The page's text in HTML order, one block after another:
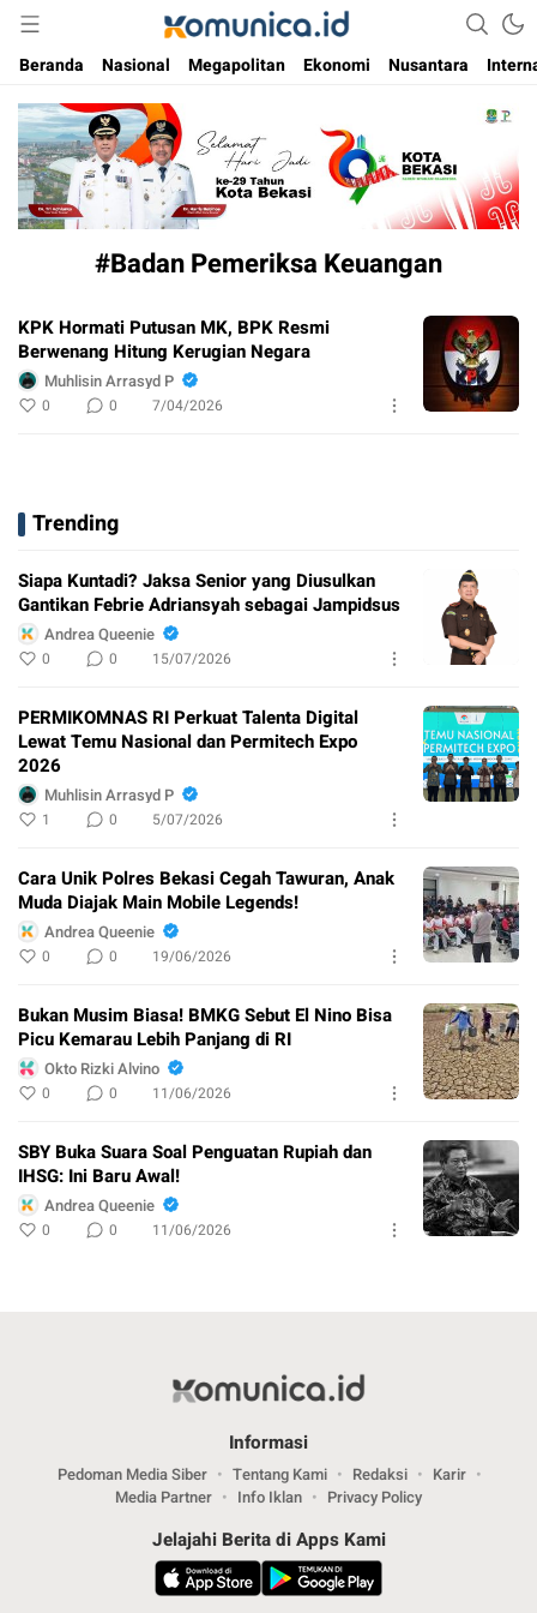
Komunica
Media Informasi Masa Kini
Beranda
Nasional Megapolitan Ekonomi Nusantara
#Badan Pemeriksa Keuangan
KPK Hormati Putusan MK, BPK Resmi
Berwenang Hitung Kerugian Negara
Muhlisin Arrasyd P
0 0 7/04/2026
Trending
Siapa Kuntadi? Jaksa Senior yang Diusulkan
Gantikan Febrie Adriansyah sebagai Jampidsus
Andrea Queenie
0 0 15/07/2026
PERMIKOMNAS RI Perkuat Talenta Digital
Lewat Temu Nasional dan Permitech Expo
2026
Muhlisin Arrasyd P
1 0 5/07/2026
Cara Unik Polres Bekasi Cegah Tawuran, Anak
Muda Diajak Main Mobile Legends!
Andrea Queenie
0 0 19/06/2026
Bukan Musim Biasa! BMKG Sebut El Nino Bisa
Picu Kemarau Lebih Panjang di RI
Okto Rizki Alvino
0 0 11/06/2026
SBY Buka Suara Soal Penguatan Rupiah dan
IHSG: Ini Baru Awal!
Andrea Queenie
0 0 11/06/2026
Informasi
Pedoman Media Siber Tentang Kami Redaksi
Karir
Media Partner
Info Iklan Privacy Policy
Jelajahi Berita di Apps Kami